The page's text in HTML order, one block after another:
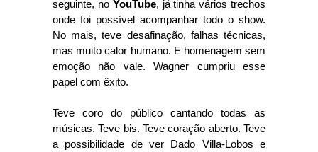
seguinte, no YouTube, já tinha vários trechos
onde foi possível acompanhar todo o show.
No mais, teve desafinação, falhas técnicas,
mas muito calor humano. E homenagem sem
emoção não vale. Wagner cumpriu esse
papel com êxito.
Teve coro do público cantando todas as
músicas. Teve bis. Teve coração aberto. Teve
a possibilidade de ver Dado Villa-Lobos e